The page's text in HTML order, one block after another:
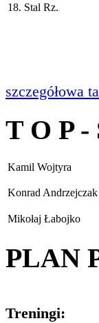
18. Stal Rz.
szczegółowa
T O P
Kamil Wojtyra
Konrad Andrzejczak
Mikołaj Łabojko
PLAN
Treningi: